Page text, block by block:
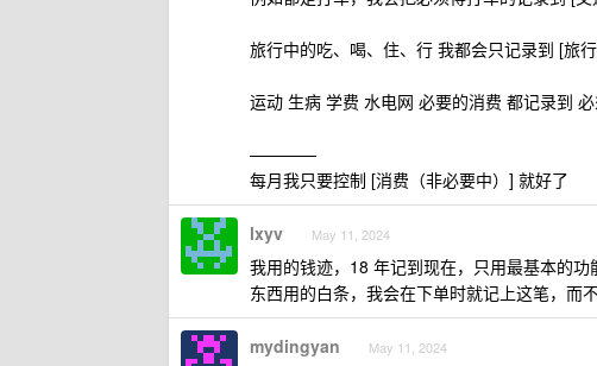
旅行中的吃、喝、住、行 我都会只记录到 [旅
运动 生病 学费 水电网 必要的消费 都记录到
————
每月我只要控制 [消费（非必要中）] 就好了
lxyv May 11, 2024
我用的钱迹，18 年记到现在，只用最基本的
东西用的白条，我会在下单时就记上这笔，而
mydingyan May 11, 2024